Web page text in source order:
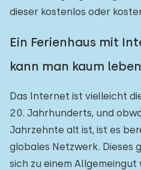
dieser kostenlos oder
Ein Ferienhaus mit
kann man kaum
Das Internet ist vielleicht
20. Jahrhunderts, und
Jahrzehnte alt ist, ist es
globales Netzwerk. Dieses
sich zu einem Allgemeingut